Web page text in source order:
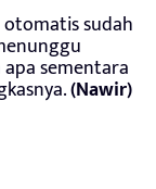
sudah
sementara
(Nawir)